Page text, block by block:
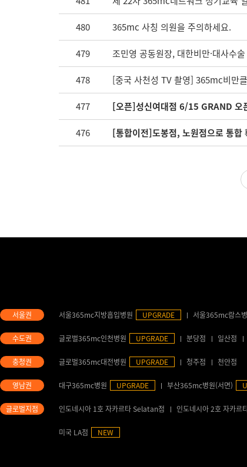
480 365mc 사칭 의원을 주의하세요.
479 조민영 공동원장, 대한비만·대사수
478 [중국 사천성 TV 촬영] 365mc비만
477 [오픈]성신여대점 6/15 GRAND 오
476 [통합이전]도봉점, 노원점으로 통합
서울365mc지방흡입병원 UPGRADE 서울365mc람스
글로벌365mc인천병원 UPGRADE 분당점 일산점
글로벌365mc대전병원 UPGRADE 청주점 천안점
대구365mc병원 UPGRADE 부산365mc병원(서면)
인도네시아 1호 자카르타 Selatan점 인도네시아 2호 자카
미국 LA점 NEW